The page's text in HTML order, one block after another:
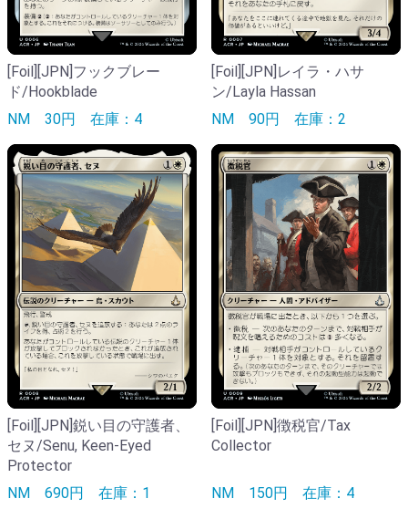
[Foil][JPN]フックブレー
ド/Hookblade
NM 30円 在庫：4
[Foil][JPN]レイラ・ハサ
ン/Layla Hassan
NM 90円 在庫：2
[Foil][JPN]鋭い目の守護者、
セヌ/Senu, Keen-Eyed
Protector
NM 690円 在庫：1
[Foil][JPN]徴税官/Tax
Collector
NM 150円 在庫：4